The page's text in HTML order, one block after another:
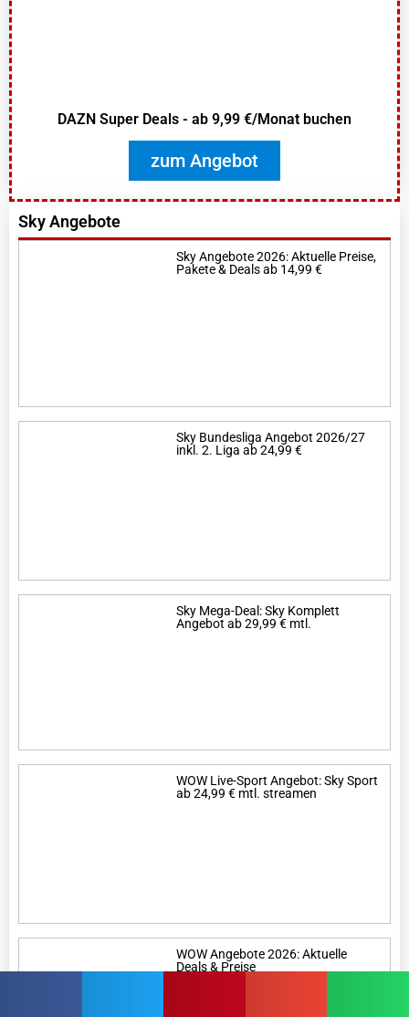
DAZN Super Deals - ab 9,99 €/Monat buchen
zum Angebot
Sky Angebote
Sky Angebote 2026: Aktuelle Preise,
Pakete & Deals ab 14,99 €
Sky Bundesliga Angebot 2026/27
inkl. 2. Liga ab 24,99 €
Sky Mega-Deal: Sky Komplett
Angebot ab 29,99 € mtl.
WOW Live-Sport Angebot: Sky Sport
ab 24,99 € mtl. streamen
WOW Angebote 2026: Aktuelle
Deals & Preise